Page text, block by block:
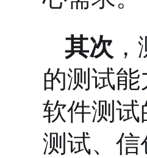
其次
的测试
软件测
测试、